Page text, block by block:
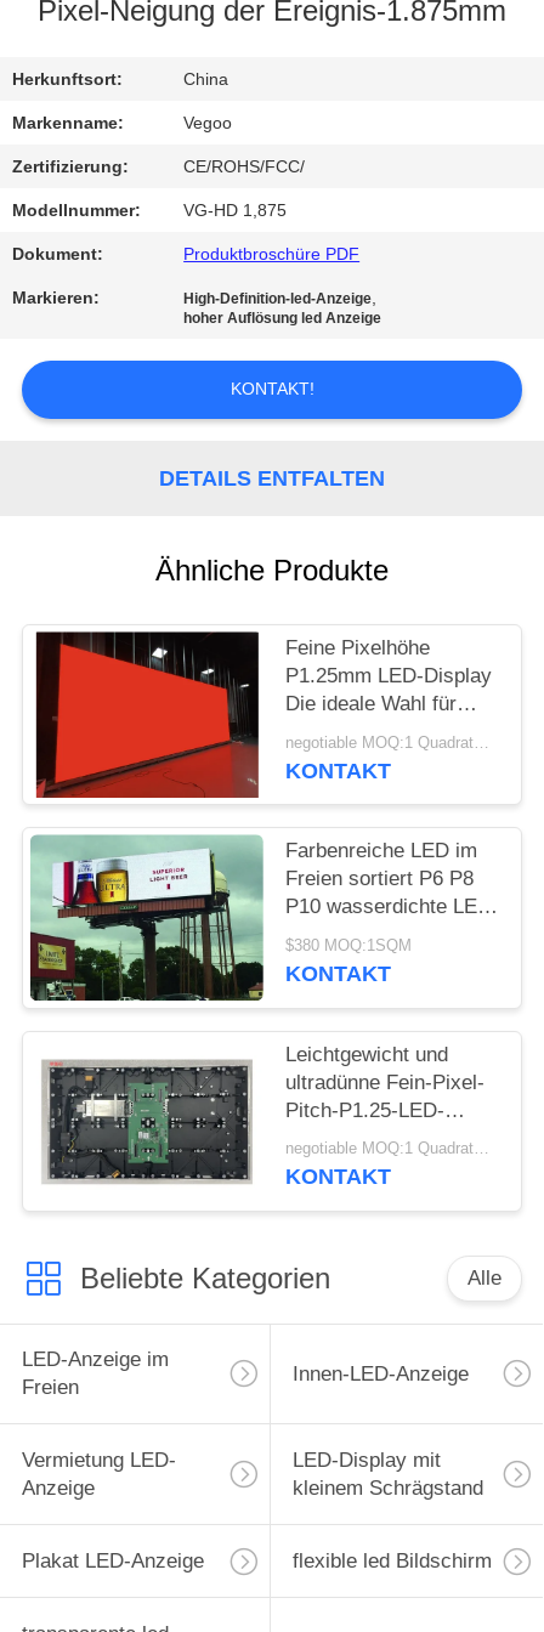
KONTAKT
MIT
UNS
BITTE
UM
EIN
ANGEBOT
PRIVACY
POLICY
Pixel-Neigung der Ereignis-1.875mm
Herkunftsort: China
Markenname: Vegoo
Zertifizierung: CE/ROHS/FCC/
Modellnummer: VG-HD 1,875
Dokument: Produktbroschüre PDF
Markieren: High-Definition-led-Anzeige,
hoher Auflösung led Anzeige
KONTAKT!
DETAILS ENTFALTEN
Ähnliche Produkte
Feine Pixelhöhe
P1.25mm LED-Display
Die ideale Wahl für
High-End-kommerzielle
Anwendungen
negotiable MOQ:1 Quadratmeter
KONTAKT
Farbenreiche LED im
Freien sortiert P6 P8
P10 wasserdichte LED
Videowerbungs-
Anschlagtafel der
aus
$380 MOQ:1SQM
KONTAKT
Leichtgewicht und
ultradünne Fein-Pixel-
Pitch-P1.25-LED-
Anzeige mit
Aluminium-Schrank-
negotiable MOQ:1 Quadratmeter
KONTAKT
Beliebte Kategorien Alle
LED-Anzeige im
Freien
Innen-LED-Anzeige
Vermietung LED-
Anzeige
LED-Display mit
kleinem Schrägstand
Plakat LED-Anzeige flexible led Bildschirm